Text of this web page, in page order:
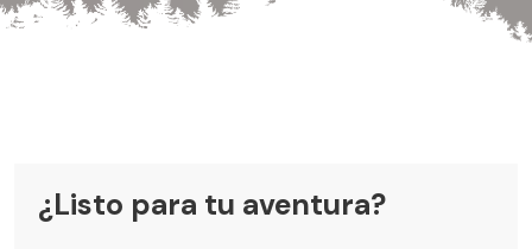
¿Listo para tu aventura?